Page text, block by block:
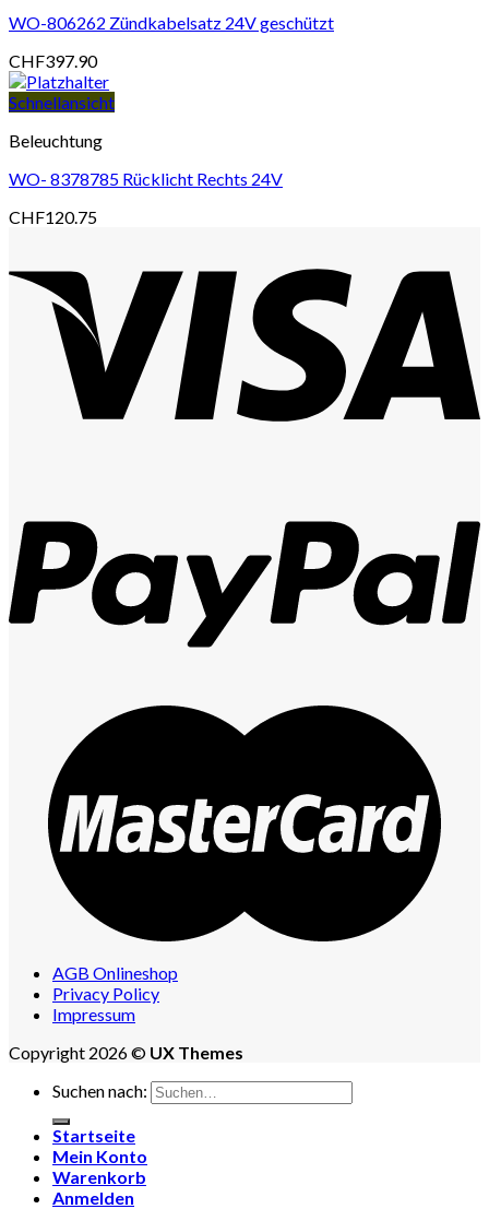
WO-806262 Zündkabelsatz 24V geschützt
CHF397.90
Schnellansicht
Beleuchtung
WO- 8378785 Rücklicht Rechts 24V
CHF120.75
AGB Onlineshop
Privacy Policy
Impressum
Copyright 2026 © UX Themes
Suchen nach:
Startseite
Mein Konto
Warenkorb
Anmelden